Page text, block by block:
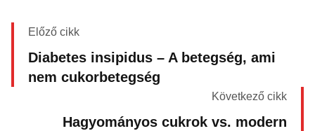
Előző cikk
Diabetes insipidus – A betegség, ami
nem cukorbetegség
Következő cikk
Hagyományos cukrok vs. modern